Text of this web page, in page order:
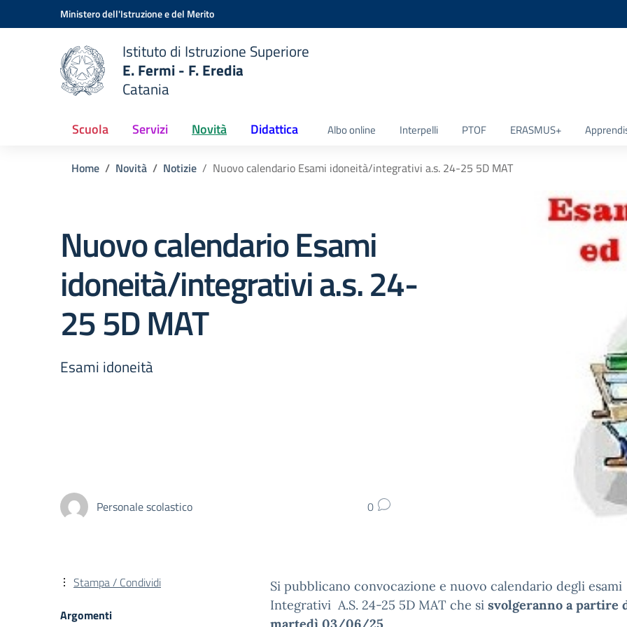
Vai ai contenuti
Vai al menu di navigazioneMinistero dell'Istruzione e del Merito
scuola
Istituto di Istruzione Superiore
E. Fermi - F. Eredia
Catania
Scuola Servizi Novità Didattica Albo online Interpelli PTOF ERASMUS+
Home Novità Notizie Nuovo calendario Esami idoneità/integrativi a.s. 24-25 5D MAT
Nuovo calendario Esami
idoneità/integrativi a.s. 24-
25 5D MAT
Esami idoneità
Personale scolastico 0
Si pubblicano convocazione e nuovo calendario degli esami
Integrativi A.S. 24-25 5D MAT che si svolgeranno a partire
Stampa / Condividi
Argomenti